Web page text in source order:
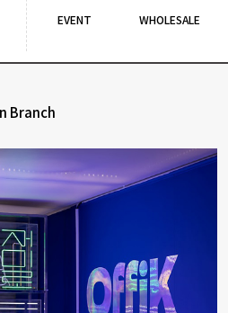
EVENT WHOLESALE
Branch